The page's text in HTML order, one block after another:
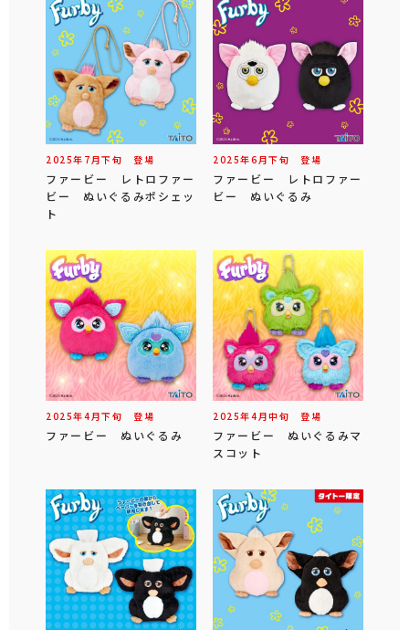
2025年 7 月下旬 登場
ファービー レトロファー
ビー ぬいぐるみポシェッ
ト
2025年6 月下旬 登場
ファービー レトロファー
ビー ぬいぐるみ
2025年4 月下旬 登場
ファービー ぬいぐるみ
2025年4 月中旬 登場
ファービー ぬいぐるみマ
スコット